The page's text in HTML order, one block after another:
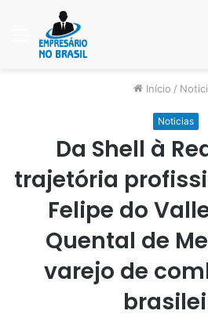
Menu
Início /
Noticias
Da Shell à
trajetória
Felipe do
Quental de
varejo de